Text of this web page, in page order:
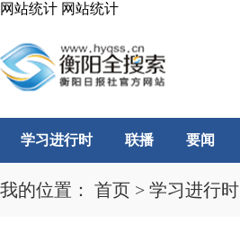
网站统计 网站统计
学习进行时 联播 要闻
我的位置： 首页 > 学习进行时